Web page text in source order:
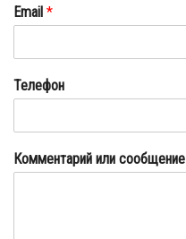
Email *
Телефон
Комментарий или сообщение